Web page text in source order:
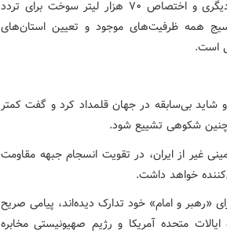
اتوبوس، آماده‌سازی ۱۵۰ کامیون آب توسط دیگری و اختصاص ۷۰ هزار لیتر سوخت برای تردد
همه ظرفیت‌های موجود و تعیین استان‌های
است.
شاید بی‌سابقه در جهان قلمداد کرد و گفت کمتر
شکوهی تشییع شود.
غیر از ایران، در تقویت انسجام جبهه مقاومت
خواهد داشت.
«رهبر و امام» خود تدارک دیده‌اند، پیامی صریح
متحده آمریکا و رژیم صهیونیستی مخابره